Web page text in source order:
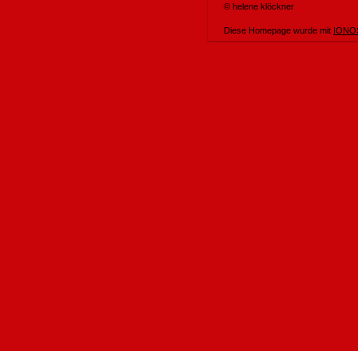
© helene klöckner
Diese Homepage wurde mit